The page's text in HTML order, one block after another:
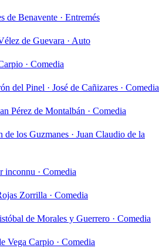
de Benavente · Entremés
de Guevara · Auto
· Comedia
del Pinel · José de Cañizares · Comedia
Pérez de Montalbán · Comedia
de los Guzmanes · Juan Claudio de la
inconnu · Comedia
Zorrilla · Comedia
de Morales y Guerrero · Comedia
Vega Carpio · Comedia